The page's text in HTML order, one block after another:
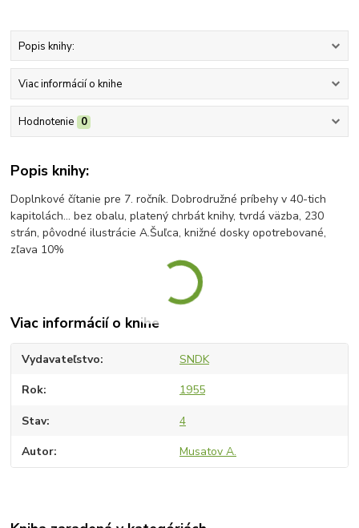
Popis knihy:
Viac informácií o knihe
Hodnotenie 0
Popis knihy:
Doplnkové čítanie pre 7. ročník. Dobrodružné príbehy v 40-tich
kapitolách... bez obalu, platený chrbát knihy, tvrdá väzba, 230
strán, pôvodné ilustrácie A.Šuľca, knižné dosky opotrebované,
zľava 10%
Viac informácií o knihe
Vydavateľstvo SNDK
Rok 1955
Stav 4
Autor Musatov A.